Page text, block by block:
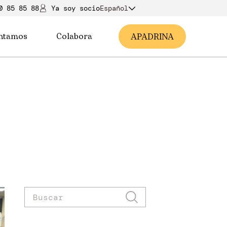
85 85 88 Ya soy socioEspañol
Colabora APADRINA